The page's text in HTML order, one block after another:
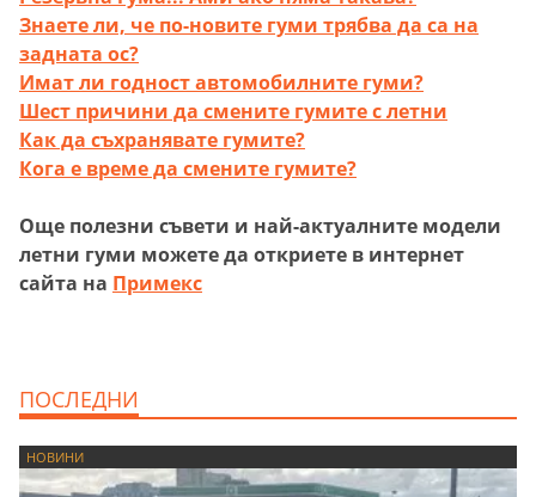
Знаете ли, че по-новите гуми трябва да са на
задната ос?
Имат ли годност автомобилните гуми?
Шест причини да смените гумите с летни
Как да съхранявате гумите?
Кога е време да смените гумите?
Още полезни съвети и най-актуалните модели
летни гуми можете да откриете в интернет
сайта на Примекс
ПОСЛЕДНИ
НОВИНИ